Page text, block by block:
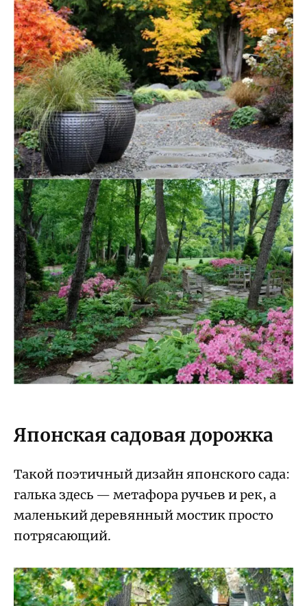
Японская садовая дорожка
Такой поэтичный дизайн японского сада:
галька здесь — метафора ручьев и рек, а
маленький деревянный мостик просто
потрясающий.